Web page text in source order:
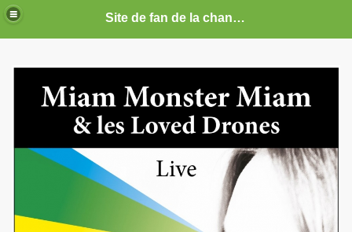
Site de fan de la chanteuse Marie France
: photos, documents, tracts, interviews, articles, etc.
2019 a decembre 2026.
2017 a decembre 2019.
2016 a decembre 2016.
2015 a juin 2016.